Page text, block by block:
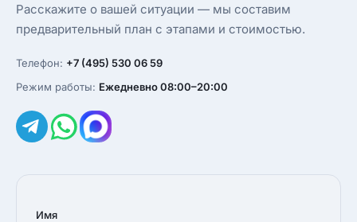
Расскажите о вашей ситуации — мы составим
предварительный план с этапами и стоимостью.
Телефон: +7 (495) 530 06 59
Режим работы: Ежедневно 08:00–20:00
Имя